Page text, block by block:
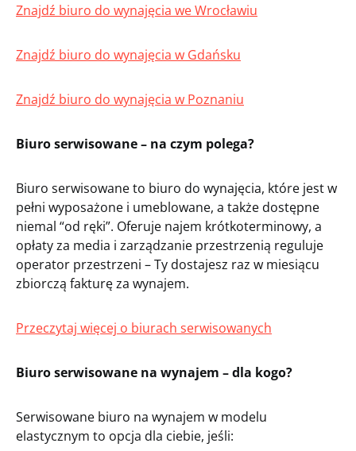
Znajdź biuro do wynajęcia we Wrocławiu
Znajdź biuro do wynajęcia w Gdańsku
Znajdź biuro do wynajęcia w Poznaniu
Biuro serwisowane – na czym polega?
Biuro serwisowane to biuro do wynajęcia, które jest w
pełni wyposażone i umeblowane, a także dostępne
niemal “od ręki”. Oferuje najem krótkoterminowy, a
opłaty za media i zarządzanie przestrzenią reguluje
operator przestrzeni – Ty dostajesz raz w miesiącu
zbiorczą fakturę za wynajem.
Przeczytaj więcej o biurach serwisowanych
Biuro serwisowane na wynajem – dla kogo?
Serwisowane biuro na wynajem w modelu
elastycznym to opcja dla ciebie, jeśli: